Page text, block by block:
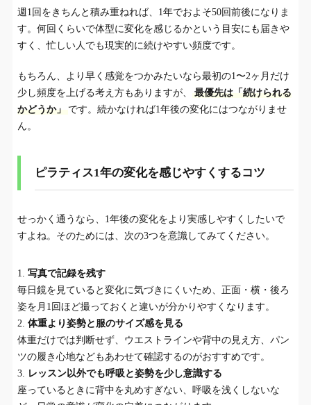
週1回をきちんと積み重ねれば、1年でおよそ50回前後になりま
す。何回くらいで体型に変化を感じるかという目安にも届きや
すく、忙しい人でも現実的に続けやすい頻度です。
もちろん、より早く感覚をつかみたいなら最初の1〜2ヶ月だけ
少し頻度を上げる考え方もありますが、
最優先は「続けられる
かどうか」
です。続かなければ1年後の変化にはつながりませ
ん。
ピラティス1年の変化を感じやすくするコツ
せっかく通うなら、1年後の変化をより実感しやすくしたいで
すよね。そのためには、次の3つを意識してみてください。
写真で記録を残す
毎日鏡を見ていると変化に気づきにくいため、正面・横・後ろ
姿を月1回ほど撮っておくと違いが分かりやすくなります。
体重より姿勢と服のサイズ感を見る
体重だけでは判断せず、ウエストラインや背中の見え方、パン
ツの履き心地などもあわせて確認するのがおすすめです。
レッスン以外でも呼吸と姿勢を少し意識する
座っているときに背中を丸めすぎない、呼吸を浅くしないな